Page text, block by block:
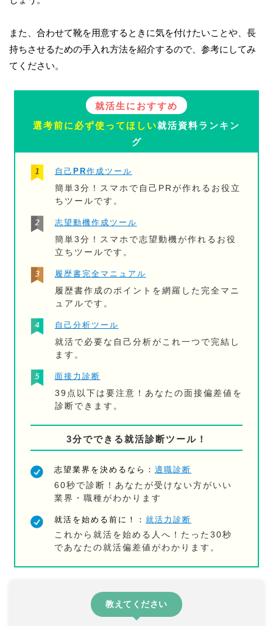
また、合わせて靴を用意するときに気を付けたいことや、長
持ちさせるための手入れ方法を紹介するので、参考にしてみ
てください。
就活生におすすめ
選考前に必ず使ってほしい就活資料ランキン
グ
自己PR作成ツール
簡単3分！スマホで自己PRが作れるお役立
ちツールです。
志望動機作成ツール
簡単3分！スマホで志望動機が作れるお役
立ちツールです。
履歴書完全マニュアル
履歴書作成のポイントを網羅した完全マニ
ュアルです。
自己分析ツール
就活で必要な自己分析がこれ一つで完結し
ます。
面接力診断
39点以下は要注意！あなたの面接偏差値を
診断できます。
3分でできる就活診断ツール！
志望業界を決めるなら：適職診断
60秒で診断！あなたが受けない方がいい
業界・職種がわかります
就活を始める前に！：就活力診断
これから就活を始める人へ！たった30秒
であなたの就活偏差値がわかります。